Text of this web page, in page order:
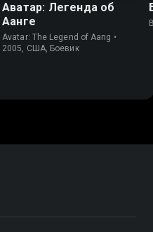
Аватар: Легенда об
Аанге
Avatar: The Legend of Aang •
2005, США, Боевик